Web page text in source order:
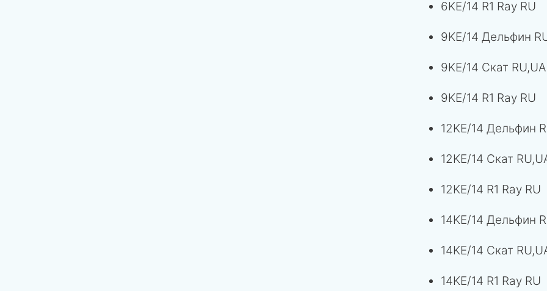
6KE/14 R1 Ray RU
9KE/14 Дельфин
9KE/14 Скат RU,UA
9KE/14 R1 Ray RU
12KE/14 Дельфин
12KE/14 Скат
12KE/14 R1 Ray RU
14KE/14 Дельфин
14KE/14 Скат
14KE/14 R1 Ray RU